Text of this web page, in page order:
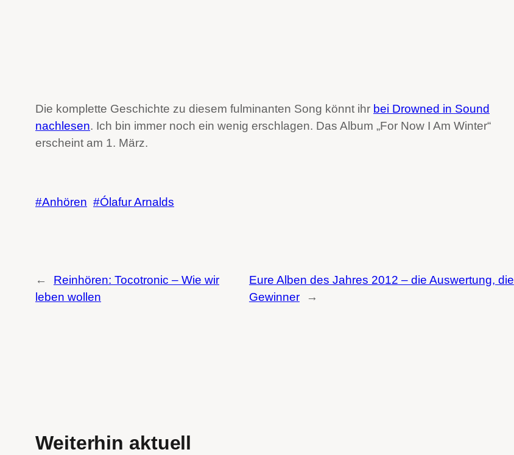
Die komplette Geschichte zu diesem fulminanten Song könnt ihr bei Drowned in Sound
nachlesen. Ich bin immer noch ein wenig erschlagen. Das Album „For Now I Am Winter“
erscheint am 1. März.
Anhören Ólafur Arnalds
←
Reinhören: Tocotronic – Wie wir
leben wollen
Eure Alben des Jahres 2012 – die Auswertung, die
Gewinner
→
Weiterhin aktuell